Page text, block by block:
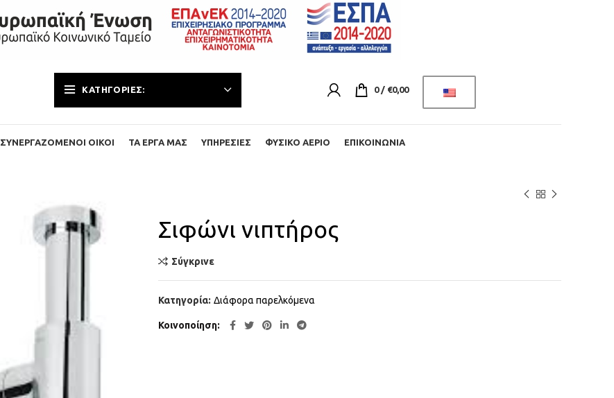
ΚΑΤΗΓΟΡΊΕΣ: 0 / €0,00
ΣΥΝΕΡΓΑΖΌΜΕΝΟΙ ΟΊΚΟΙ ΤΑ ΈΡΓΑ ΜΑΣ ΥΠΗΡΕΣΊΕΣ ΦΥΣΙΚΌ ΑΈΡΙΟ ΕΠΙΚΟΙΝΩΝΊΑ
Σιφώνι νιπτήρος
Σύγκρινε
Κατηγορία: Διάφορα παρελκόμενα
Κοινοποίηση